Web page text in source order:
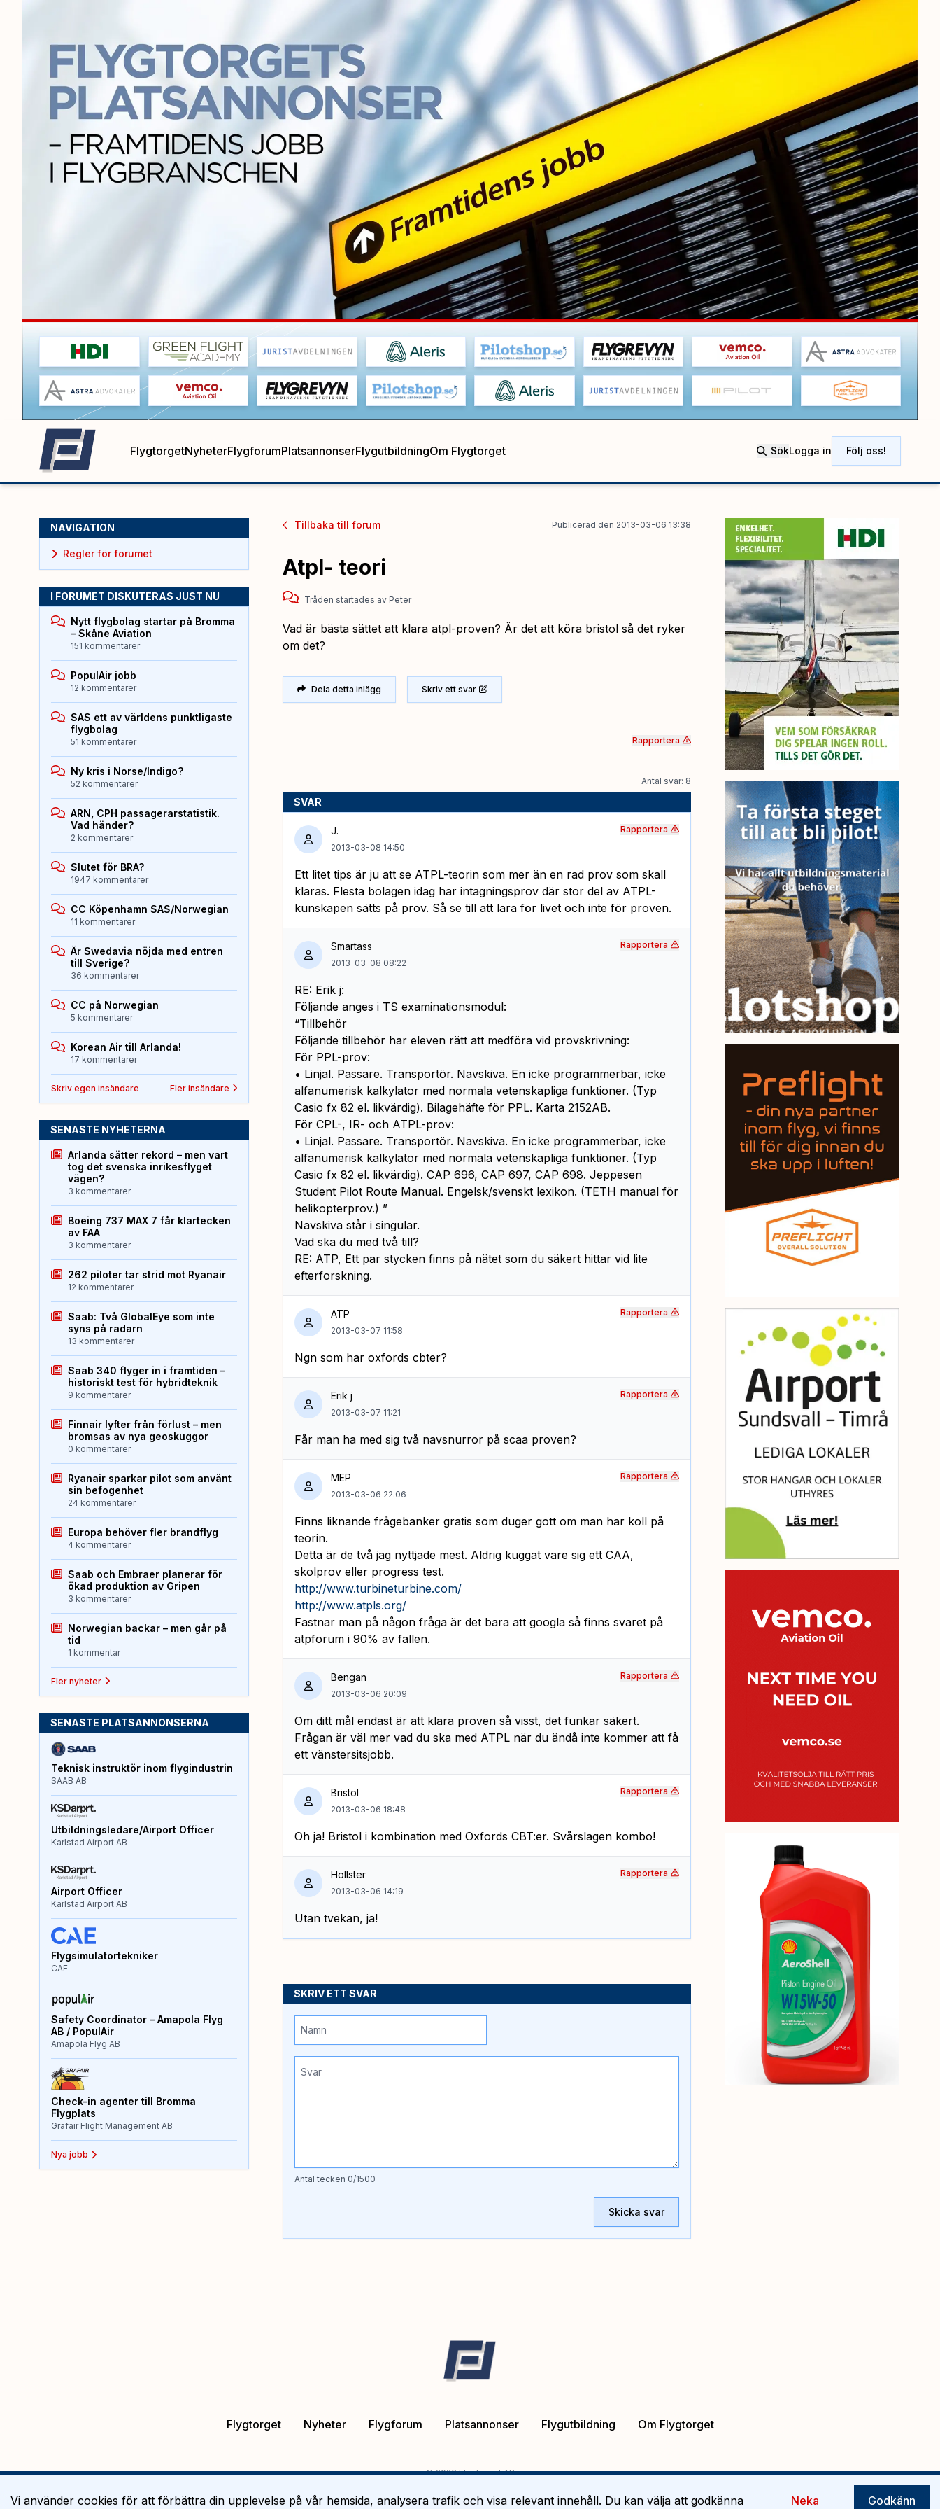
FlygtorgetNyheterFlygforumPlatsannonserFlygutbildningOm Flygtorget SökLogga in Följ oss!
Tillbaka till forum Publicerad den 2013-03-06 13:38
Atpl- teori
Tråden startades av Peter
Vad är bästa sättet att klara atpl-proven? Är det att köra bristol så det ryker
om det?
Dela detta inlägg Skriv ett svar
Rapportera
Antal svar: 8
SVAR
J.
2013-03-08 14:50
Ett litet tips är ju att se ATPL-teorin som mer än en rad prov som skall
klaras. Flesta bolagen idag har intagningsprov där stor del av ATPL-
kunskapen sätts på prov. Så se till att lära för livet och inte för proven.
Rapportera
Smartass
2013-03-08 08:22
RE: Erik j:
Följande anges i TS examinationsmodul:
“Tillbehör
Följande tillbehör har eleven rätt att medföra vid provskrivning:
För PPL-prov:
• Linjal. Passare. Transportör. Navskiva. En icke programmerbar, icke
alfanumerisk kalkylator med normala vetenskapliga funktioner. (Typ
Casio fx 82 el. likvärdig). Bilagehäfte för PPL. Karta 2152AB.
För CPL-, IR- och ATPL-prov:
• Linjal. Passare. Transportör. Navskiva. En icke programmerbar, icke
alfanumerisk kalkylator med normala vetenskapliga funktioner. (Typ
Casio fx 82 el. likvärdig). CAP 696, CAP 697, CAP 698. Jeppesen
Student Pilot Route Manual. Engelsk/svenskt lexikon. (TETH manual för
helikopterprov.) ”
Navskiva står i singular.
Vad ska du med två till?
RE: ATP, Ett par stycken finns på nätet som du säkert hittar vid lite
efterforskning.
Rapportera
ATP
2013-03-07 11:58
Ngn som har oxfords cbter?
Rapportera
Erik j
2013-03-07 11:21
Får man ha med sig två navsnurror på scaa proven?
Rapportera
MEP
2013-03-06 22:06
Finns liknande frågebanker gratis som duger gott om man har koll på
teorin.
Detta är de två jag nyttjade mest. Aldrig kuggat vare sig ett CAA,
skolprov eller progress test.
http://www.turbineturbine.com/
http://www.atpls.org/
Fastnar man på någon fråga är det bara att googla så finns svaret på
atpforum i 90% av fallen.
Rapportera
Bengan
2013-03-06 20:09
Om ditt mål endast är att klara proven så visst, det funkar säkert.
Frågan är väl mer vad du ska med ATPL när du ändå inte kommer att få
ett vänstersitsjobb.
Rapportera
Bristol
2013-03-06 18:48
Oh ja! Bristol i kombination med Oxfords CBT:er. Svårslagen kombo!
Rapportera
Hollster
2013-03-06 14:19
Utan tvekan, ja!
Rapportera
SKRIV ETT SVAR
Antal tecken 0/1500
Skicka svar
NAVIGATION
Regler för forumet
I FORUMET DISKUTERAS JUST NU
Nytt flygbolag startar på Bromma
– Skåne Aviation
151 kommentarer
PopulAir jobb
12 kommentarer
SAS ett av världens punktligaste
flygbolag
51 kommentarer
Ny kris i Norse/Indigo?
52 kommentarer
ARN, CPH passagerarstatistik.
Vad händer?
2 kommentarer
Slutet för BRA?
1947 kommentarer
CC Köpenhamn SAS/Norwegian
11 kommentarer
Är Swedavia nöjda med entren
till Sverige?
36 kommentarer
CC på Norwegian
5 kommentarer
Korean Air till Arlanda!
17 kommentarer
Skriv egen insändare Fler insändare
SENASTE NYHETERNA
Arlanda sätter rekord – men vart
tog det svenska inrikesflyget
vägen?
3 kommentarer
Boeing 737 MAX 7 får klartecken
av FAA
3 kommentarer
262 piloter tar strid mot Ryanair
12 kommentarer
Saab: Två GlobalEye som inte
syns på radarn
13 kommentarer
Saab 340 flyger in i framtiden –
historiskt test för hybridteknik
9 kommentarer
Finnair lyfter från förlust – men
bromsas av nya geoskuggor
0 kommentarer
Ryanair sparkar pilot som använt
sin befogenhet
24 kommentarer
Europa behöver fler brandflyg
4 kommentarer
Saab och Embraer planerar för
ökad produktion av Gripen
3 kommentarer
Norwegian backar – men går på
tid
1 kommentar
Fler nyheter
SENASTE PLATSANNONSERNA
Teknisk instruktör inom flygindustrin
SAAB AB
Utbildningsledare/Airport Officer
Karlstad Airport AB
Airport Officer
Karlstad Airport AB
Flygsimulatortekniker
CAE
Safety Coordinator – Amapola Flyg
AB / PopulAir
Amapola Flyg AB
Check-in agenter till Bromma
Flygplats
Grafair Flight Management AB
Nya jobb
Flygtorget Nyheter Flygforum Platsannonser Flygutbildning Om Flygtorget
© 2026 Flygtorget AB
Vi använder cookies för att förbättra din upplevelse på vår hemsida, analysera trafik och visa relevant innehåll. Du kan välja att godkänna Neka Godkänn